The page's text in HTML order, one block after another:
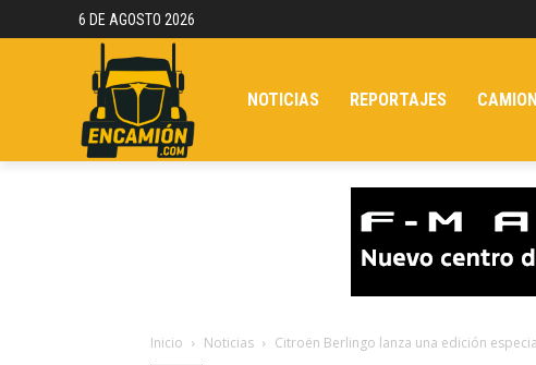
6 DE AGOSTO 2026
NOTICIAS REPORTAJES
Inicio Noticias Citroën Berlingo lanza una edición